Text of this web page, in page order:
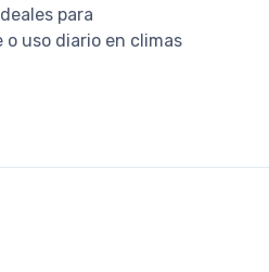
para
uso diario en climas